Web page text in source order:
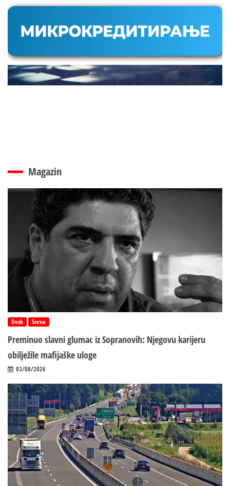
Magazin
Desk Scena
Preminuo slavni glumac iz Sopranovih: Njegovu karijeru
obilježile mafijaške uloge
03/08/2026